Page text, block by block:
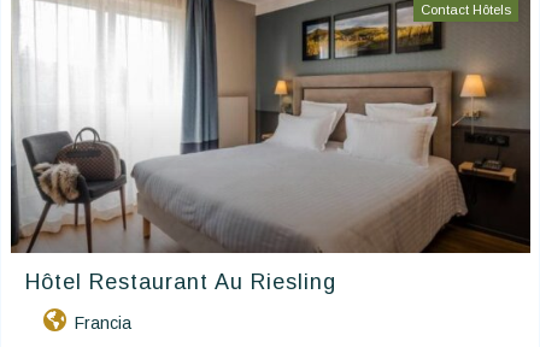
Contact Hôtels
Hôtel Restaurant Au Riesling
Francia